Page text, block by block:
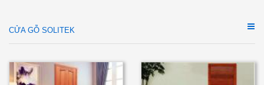
CỬA GỖ SOLITEK